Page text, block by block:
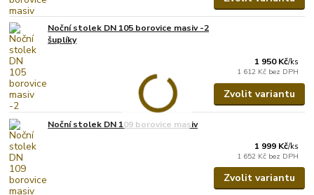
Noční stolek DN 105 borovice masiv -2
šuplíky
1 950 Kč/ks
1 612 Kč bez DPH
Zvolit variantu
Noční stolek DN 109 borovice masiv
1 999 Kč/ks
1 652 Kč bez DPH
Zvolit variantu